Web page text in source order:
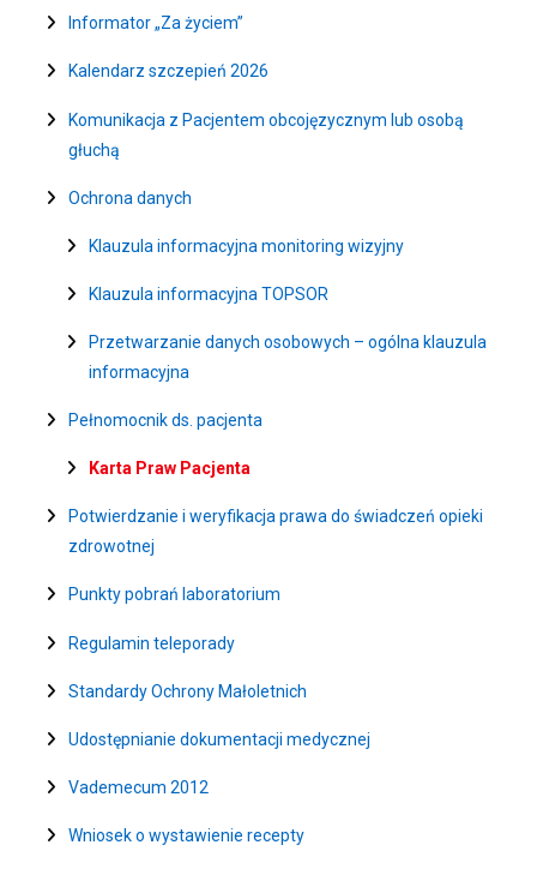
Informator „Za życiem”
Kalendarz szczepień 2026
Komunikacja z Pacjentem obcojęzycznym lub osobą
głuchą
Ochrona danych
Klauzula informacyjna monitoring wizyjny
Klauzula informacyjna TOPSOR
Przetwarzanie danych osobowych – ogólna klauzula
informacyjna
Pełnomocnik ds. pacjenta
Karta Praw Pacjenta
Potwierdzanie i weryfikacja prawa do świadczeń opieki
zdrowotnej
Punkty pobrań laboratorium
Regulamin teleporady
Standardy Ochrony Małoletnich
Udostępnianie dokumentacji medycznej
Vademecum 2012
Wniosek o wystawienie recepty